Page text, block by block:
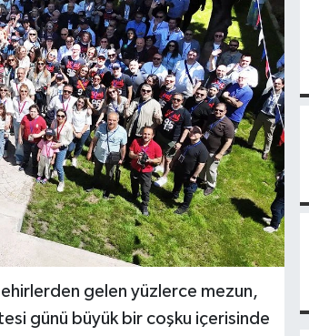
gelen yüzlerce mezun,
günü büyük bir coşku içerisinde